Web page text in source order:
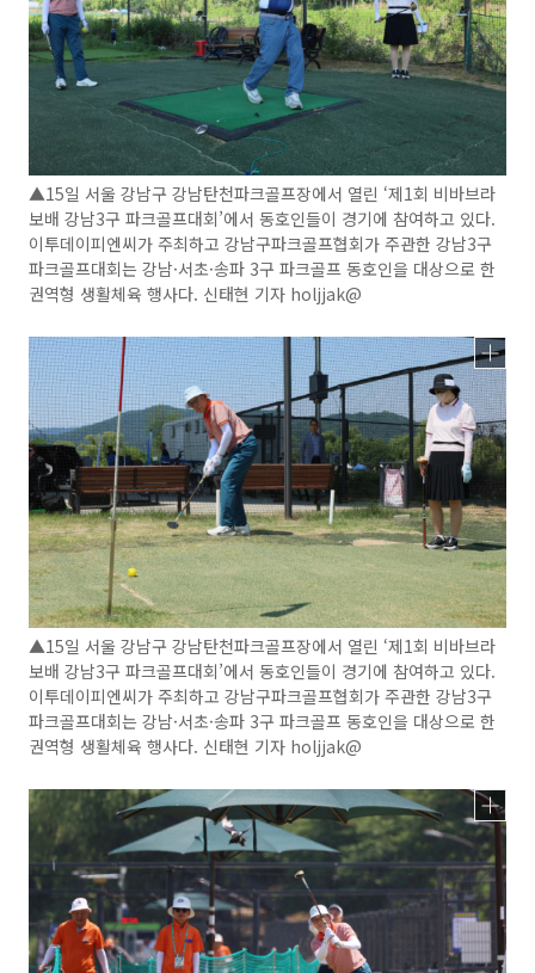
▲15일 서울 강남구 강남탄천파크골프장에서 열린 ‘제1회 비바브라
보배 강남3구 파크골프대회’에서 동호인들이 경기에 참여하고 있다.
이투데이피엔씨가 주최하고 강남구파크골프협회가 주관한 강남3구
파크골프대회는 강남·서초·송파 3구 파크골프 동호인을 대상으로 한
권역형 생활체육 행사다. 신태현 기자 holjjak@
▲15일 서울 강남구 강남탄천파크골프장에서 열린 ‘제1회 비바브라
보배 강남3구 파크골프대회’에서 동호인들이 경기에 참여하고 있다.
이투데이피엔씨가 주최하고 강남구파크골프협회가 주관한 강남3구
파크골프대회는 강남·서초·송파 3구 파크골프 동호인을 대상으로 한
권역형 생활체육 행사다. 신태현 기자 holjjak@